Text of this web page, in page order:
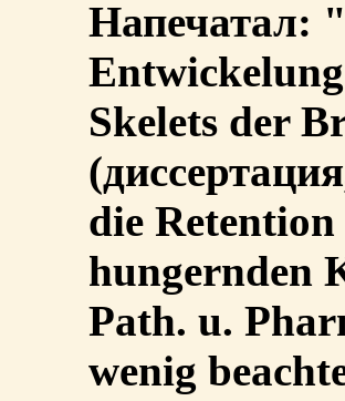
Напечатал:
Skelets der
die
hungernden
Path. u.
wenig